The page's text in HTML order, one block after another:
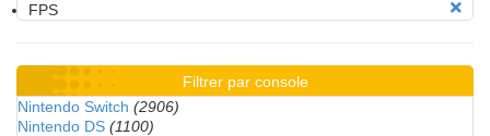
FPS
Filtrer par console
Nintendo Switch (2906)
Nintendo DS (1100)